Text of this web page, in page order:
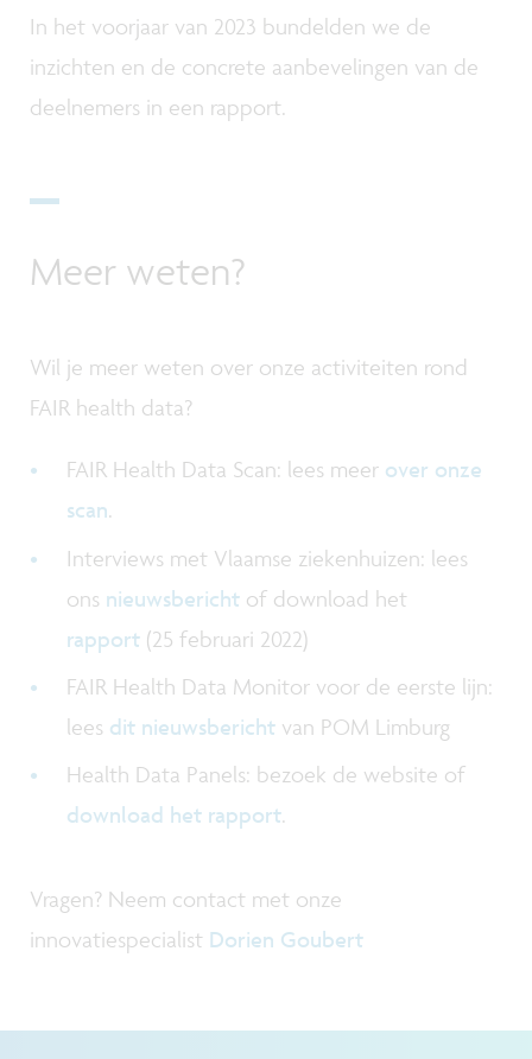
In het voorjaar van 2023 bundelden we de
inzichten en de concrete aanbevelingen van de
deelnemers in een rapport.
Meer weten?
Wil je meer weten over onze activiteiten rond
FAIR health data?
FAIR Health Data Scan: lees meer over onze
scan.
Interviews met Vlaamse ziekenhuizen: lees
ons nieuwsbericht of download het
rapport (25 februari 2022)
FAIR Health Data Monitor voor de eerste lijn:
lees dit nieuwsbericht van POM Limburg
Health Data Panels: bezoek de website of
download het rapport.
Vragen? Neem contact met onze
innovatiespecialist Dorien Goubert